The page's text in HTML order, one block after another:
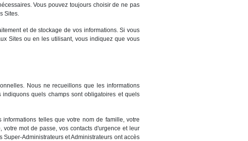
Vous pouvez toujours choisir de ne pas
Sites.
et de stockage de vos informations. Si vous
Sites ou en les utilisant, vous indiquez que vous
Nous ne recueillons que les informations
quels champs sont obligatoires et quels
informations telles que votre nom de famille, votre
mot de passe, vos contacts d'urgence et leur
Administrateurs et Administrateurs ont accès